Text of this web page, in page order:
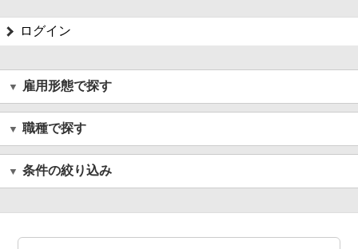
ログイン
雇用形態で探す
職種で探す
条件の絞り込み